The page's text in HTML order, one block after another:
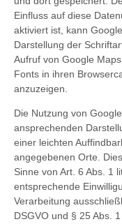
Einfluss auf diese
aktiviert ist, kann
Darstellung der
Aufruf von Google
Fonts in ihren
anzuzeigen.
Die Nutzung von
ansprechenden
einer leichten
angegebenen Orte.
Sinne von Art. 6 Abs. 1
entsprechende
Verarbeitung
DSGVO und § 25 Abs.